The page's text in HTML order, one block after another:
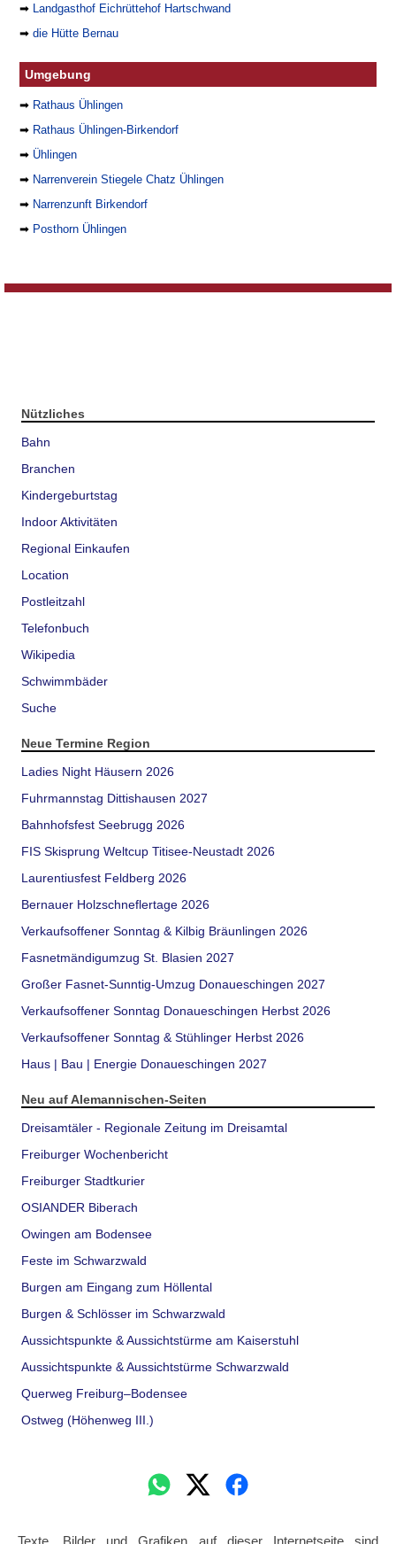
➡
Landgasthof Eichrüttehof Hartschwand
➡die Hütte Bernau
Umgebung
➡ Rathaus Ühlingen
➡ Rathaus Ühlingen-Birkendorf
➡ Ühlingen
➡ Narrenverein Stiegele Chatz Ühlingen
➡ Narrenzunft Birkendorf
➡ Posthorn Ühlingen
Nützliches
Bahn
Branchen
Kindergeburtstag
Indoor Aktivitäten
Regional Einkaufen
Location
Postleitzahl
Telefonbuch
Wikipedia
Schwimmbäder
Suche
Neue Termine Region
Ladies Night Häusern 2026
Fuhrmannstag Dittishausen 2027
Bahnhofsfest Seebrugg 2026
FIS Skisprung Weltcup Titisee-Neustadt 2026
Laurentiusfest Feldberg 2026
Bernauer Holzschneflertage 2026
Verkaufsoffener Sonntag & Kilbig Bräunlingen 2026
Fasnetmändigumzug St. Blasien 2027
Großer Fasnet-Sunntig-Umzug Donaueschingen 2027
Verkaufsoffener Sonntag Donaueschingen Herbst 2026
Verkaufsoffener Sonntag & Stühlinger Herbst 2026
Haus | Bau | Energie Donaueschingen 2027
Neu auf Alemannischen-Seiten
Dreisamtäler - Regionale Zeitung im Dreisamtal
Freiburger Wochenbericht
Freiburger Stadtkurier
OSIANDER Biberach
Owingen am Bodensee
Feste im Schwarzwald
Burgen am Eingang zum Höllental
Burgen & Schlösser im Schwarzwald
Aussichtspunkte & Aussichtstürme am Kaiserstuhl
Aussichtspunkte & Aussichtstürme Schwarzwald
Querweg Freiburg–Bodensee
Ostweg (Höhenweg III.)
Texte, Bilder und Grafiken auf dieser Internetseite sind